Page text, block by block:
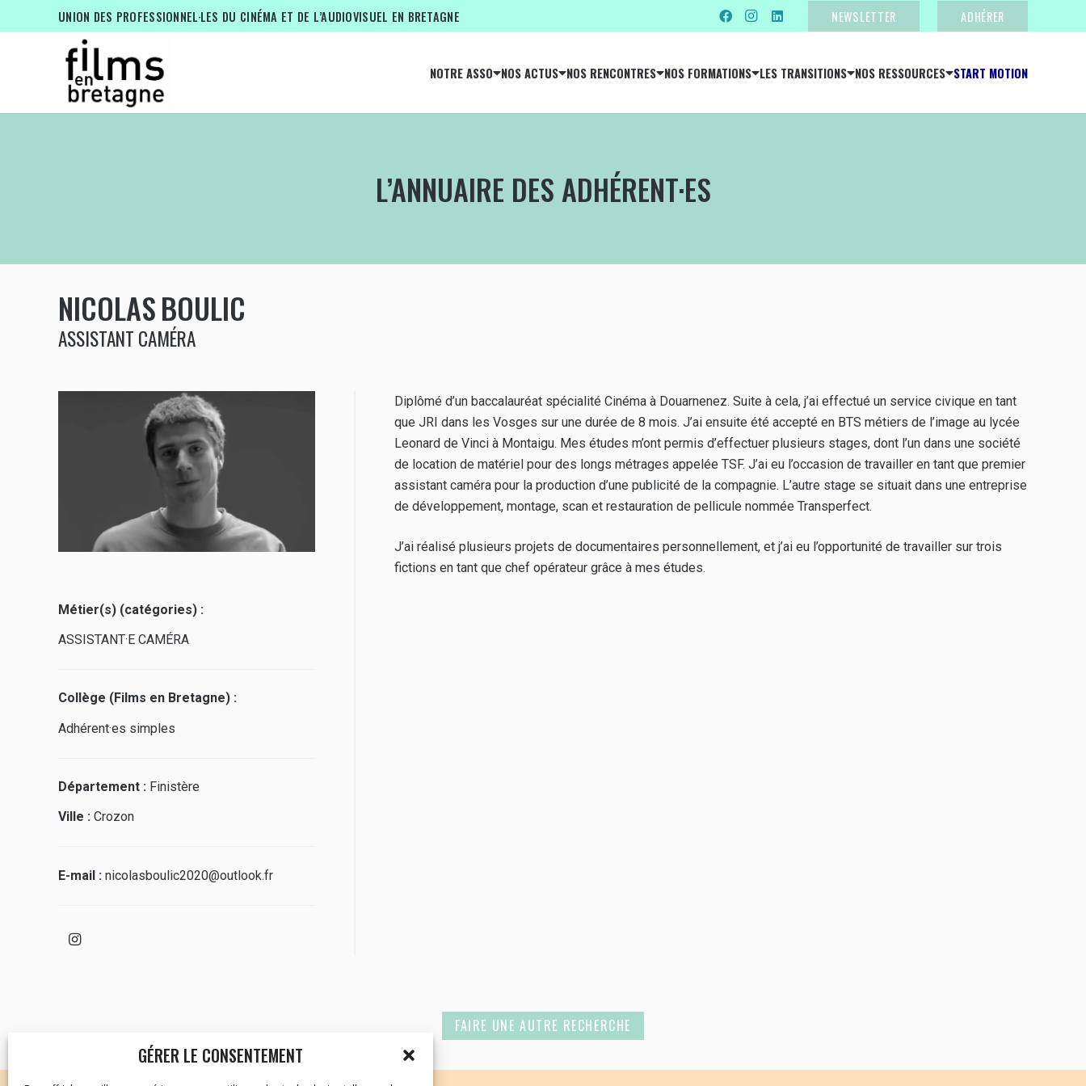
GÉRER LE CONSENTEMENT
UNION DES PROFESSIONNEL·LES DU CINÉMA ET DE L’AUDIOVISUEL EN BRETAGNE NEWSLETTER ADHÉRER
NOTRE ASSO NOS ACTUS NOS RENCONTRES NOS FORMATIONS LES TRANSITIONS NOS RESSOURCES START MOTION
L’ANNUAIRE DES ADHÉRENT·ES
NICOLASBOULIC
ASSISTANT CAMÉRA
Métier(s) (catégories) :
ASSISTANT·E CAMÉRA
Collège (Films en Bretagne) :
Adhérent·es simples
Département : Finistère
Ville : Crozon
E-mail : nicolasboulic2020@outlook.fr
Diplômé d’un baccalauréat spécialité Cinéma à Douarnenez. Suite à cela, j’ai effectué un service civique en tant
que JRI dans les Vosges sur une durée de 8 mois. J’ai ensuite été accepté en BTS métiers de l’image au lycée
Leonard de Vinci à Montaigu. Mes études m’ont permis d’effectuer plusieurs stages, dont l’un dans une société
de location de matériel pour des longs métrages appelée TSF. J’ai eu l’occasion de travailler en tant que premier
assistant caméra pour la production d’une publicité de la compagnie. L’autre stage se situait dans une entreprise
de développement, montage, scan et restauration de pellicule nommée Transperfect.
J’ai réalisé plusieurs projets de documentaires personnellement, et j’ai eu l’opportunité de travailler sur trois
fictions en tant que chef opérateur grâce à mes études.
FAIRE UNE AUTRE RECHERCHE